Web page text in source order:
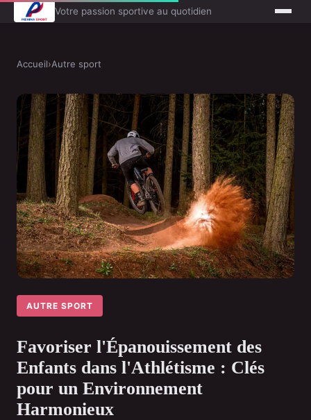
Votre passion sportive au quotidien
Accueil›Autre sport
AUTRE SPORT
Favoriser l'Épanouissement des
Enfants dans l'Athlétisme : Clés
pour un Environnement
Harmonieux